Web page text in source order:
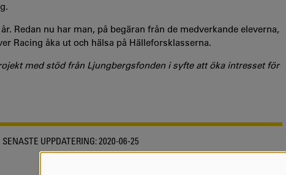
Redan nu har man, på begäran från de medverkande eleverna,
Racing åka ut och hälsa på Hälleforsklasserna.
med stöd från Ljungbergsfonden i syfte att öka intresset för
SENASTE UPPDATERING:2020-06-25